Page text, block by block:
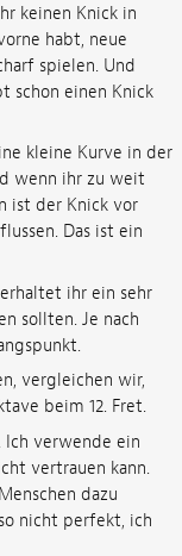
keinen Knick in
habt, neue
spielen. Und
schon einen Knick
kleine Kurve in der
wenn ihr zu weit
ist der Knick vor
Das ist ein
ihr ein sehr
sollten. Je nach
vergleichen wir,
beim 12. Fret.
verwende ein
vertrauen kann.
dazu
nicht perfekt, ich